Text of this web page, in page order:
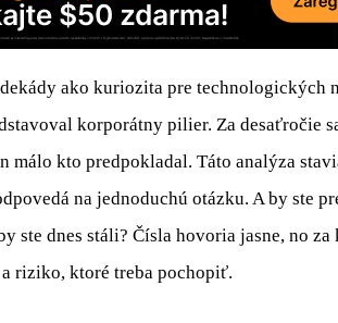
ako kuriozita pre technologických
korporátny pilier. Za desaťročie
málo kto predpokladal. Táto analýza
na jednoduchú otázku. A by ste
ste dnes stáli? Čísla hovoria jasne, no
riziko, ktoré treba pochopiť.